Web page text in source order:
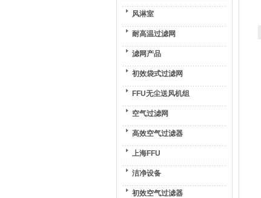
风淋室
耐高温过滤网
滤网产品
初效袋式过滤网
FFU无尘送风机组
空气过滤网
高效空气过滤器
上海FFU
洁净设备
初效空气过滤器